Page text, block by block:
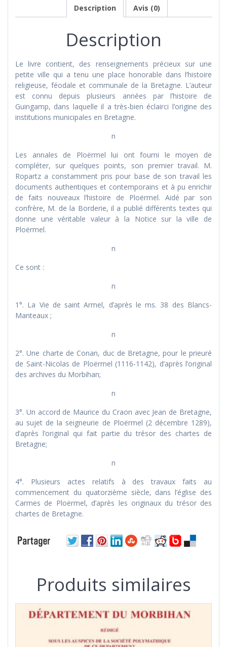
Description Avis (0)
Description
Le livre contient, des renseignements précieux sur une
petite ville qui a tenu une place honorable dans l’histoire
religieuse, féodale et communale de la Bretagne. L’auteur
est connu depuis plusieurs années par l’histoire de
Guingamp, dans laquelle il a très-bien éclairci l’origine des
institutions municipales en Bretagne.
n
Les annales de Ploërmel lui ont fourni le moyen de
compléter, sur quelques points, son premier travail. M.
Ropartz a constamment pris pour base de son travail les
documents authentiques et contemporains et à pu enrichir
de faits nouveaux l’histoire de Ploërmel. Aidé par son
confrère, M. de la Borderie, il a publié différents textes qui
donne une véritable valeur à la Notice sur la ville de
Ploërmel.
n
Ce sont :
n
1°. La Vie de saint Armel, d’après le ms. 38 des Blancs-
Manteaux ;
n
2°. Une charte de Сonan, duc de Bretagne, pour le prieuré
de Saint-Nicolas de Ploërmel (1116-1142), d’après l’original
des archives du Morbihan;
n
3°. Un accord de Maurice du Craon avec Jean de Bretagne,
au sujet de la seigneurie de Ploërmel (2 décembre 1289),
d’après l’original qui fait partie du trésor des chartes de
Bretagne;
n
4°. Plusieurs actes relatifs à des travaux faits au
commencement du quatorzième siècle, dans l’église des
Carmes de Ploërmel, d’après les originaux du trésor des
chartes de Bretagne.
Produits similaires